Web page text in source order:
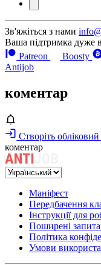
Зв'яжіться з нами
Ваша підтримка дуже
Patreon
Boosty
Antijob
коментар
Створіть
коментар
Маніфест
Передбачення
Інструкції для
Поширені
Політика
Умови